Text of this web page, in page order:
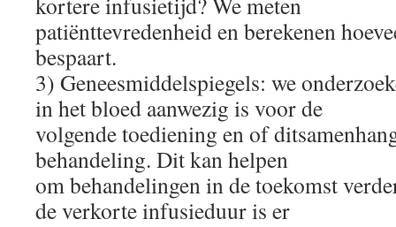
patiënttevredenheid en berekenen
bespaart.
3) Geneesmiddelspiegels: we
in het bloed aanwezig is voor de
volgende toediening en of
behandeling. Dit kan helpen
om behandelingen in de toekomst
de verkorte infusieduur is er